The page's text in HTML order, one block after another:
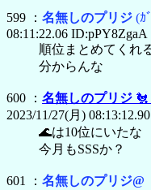
599 ： 名無しのプリジ (ｶ
08:11:22.06 ID:pPY8ZgaA
順位まとめてくれ
分からんな
600 ： 名無しのプリジ 🐔
2023/11/27(月)
🌊は10位にいたな
今月もSSSか？
601 ： 名無しのプリジ@